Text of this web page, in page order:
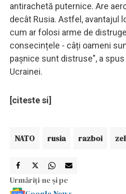
antirachetă puternice. Are
decât Rusia. Astfel, avantajul
cum ar folosi arme de
consecințele - câți oameni
pașnice sunt distruse", a
Ucrainei.
[citeste si]
NATO rusia razboi
Urmăriți-ne și pe